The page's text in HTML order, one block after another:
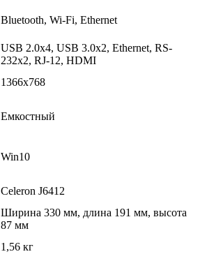
Bluetooth, Wi-Fi, Ethernet
USB 2.0х4, USB 3.0х2, Ethernet, RS-
232х2, RJ-12, HDMI
1366x768
Емкостный
Win10
Celeron J6412
Ширина 330 мм, длина 191 мм, высота
87 мм
1,56 кг